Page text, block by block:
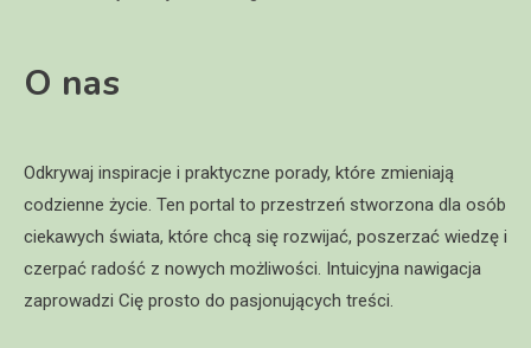
O nas
Odkrywaj inspiracje i praktyczne porady, które zmieniają
codzienne życie. Ten portal to przestrzeń stworzona dla osób
ciekawych świata, które chcą się rozwijać, poszerzać wiedzę i
czerpać radość z nowych możliwości. Intuicyjna nawigacja
zaprowadzi Cię prosto do pasjonujących treści.